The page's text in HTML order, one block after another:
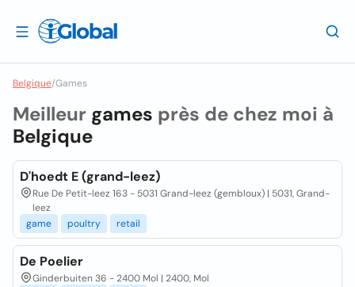
Belgique/Games
Meilleur games près de chez moi à
Belgique
D'hoedt E (grand-leez)
Rue De Petit-leez 163 - 5031 Grand-leez (gembloux) | 5031, Grand-
leez
game
poultry retail
De Poelier
Ginderbuiten 36 - 2400 Mol | 2400, Mol